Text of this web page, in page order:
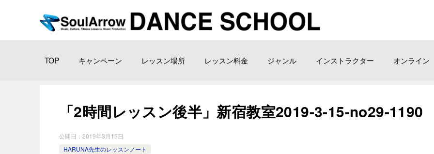
TOP キャンペーン レッスン場所 レッスン料金 ジャンル インストラクター オンライン
「2時間レッスン後半」新宿教室2019-3-15-no29-1190
公開日： 2019年3月15日
HARUNA先生のレッスンノート